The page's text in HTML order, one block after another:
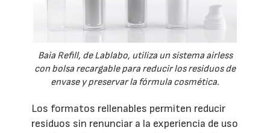
Baia Refill, de Lablabo, utiliza un sistema airless
con bolsa recargable para reducir los residuos de
envase y preservar la fórmula cosmética.
Los formatos rellenables permiten reducir
residuos sin renunciar a la experiencia de uso